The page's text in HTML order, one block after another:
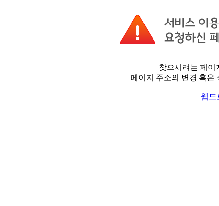
찾으시려는 페이
페이지 주소의 변경 혹은
웹드